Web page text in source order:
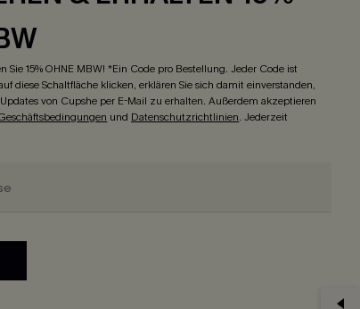
Sie 15% OHNE MBW! *Ein Code pro Bestellung. Jeder Code ist
diese Schaltfläche klicken, erklären Sie sich damit einverstanden,
von Cupshe per E-Mail zu erhalten. Außerdem akzeptieren
und Datenschutzrichtlinien. Jederzeit